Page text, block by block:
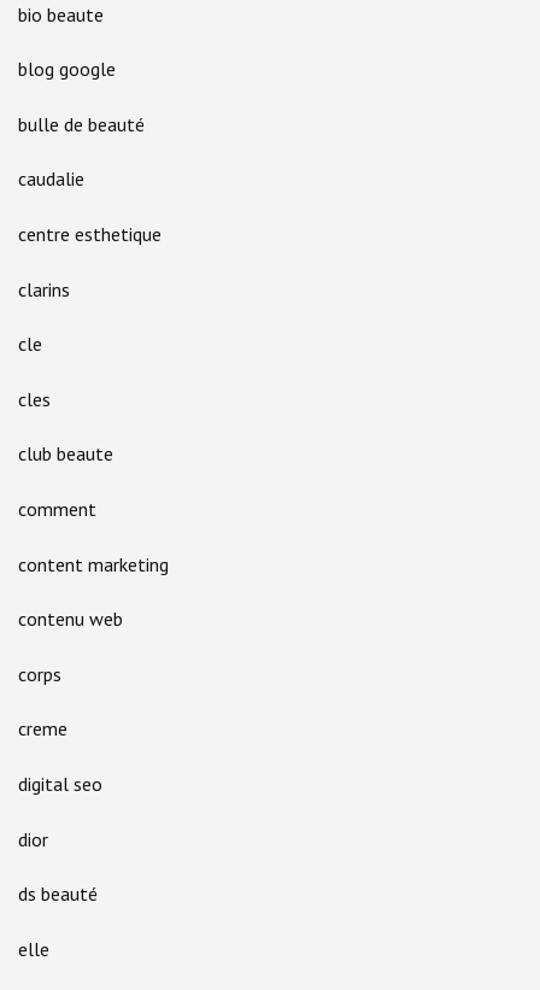
bio beaute
blog google
bulle de beauté
caudalie
centre esthetique
clarins
cle
cles
club beaute
comment
content marketing
contenu web
corps
creme
digital seo
dior
ds beauté
elle